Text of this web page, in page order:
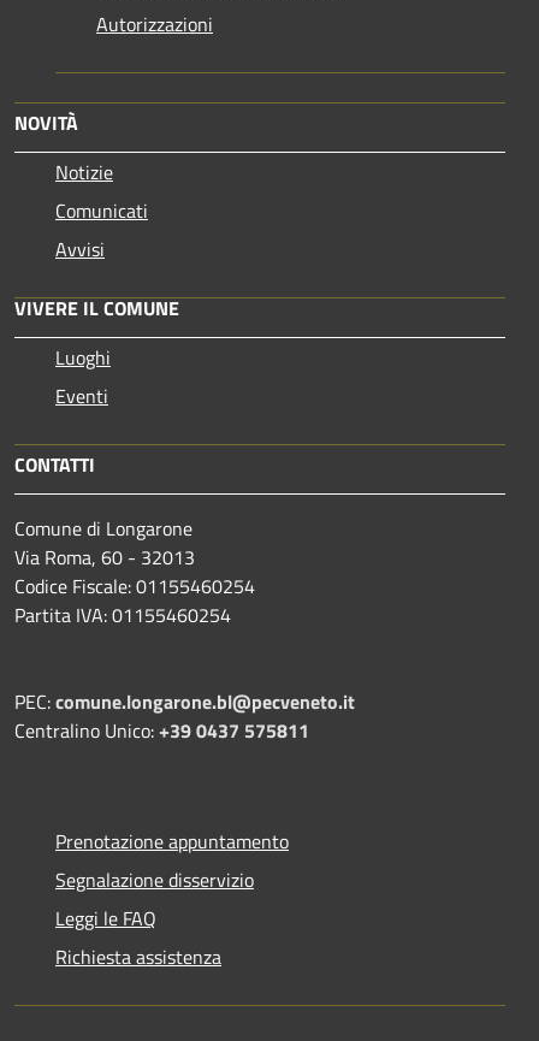
Autorizzazioni
NOVITÀ
Notizie
Comunicati
Avvisi
VIVERE IL COMUNE
Luoghi
Eventi
CONTATTI
Comune di Longarone
Via Roma, 60 - 32013
Codice Fiscale: 01155460254
Partita IVA: 01155460254
PEC:comune.longarone.bl@pecveneto.it
Centralino Unico:+39 0437 575811
Prenotazione appuntamento
Segnalazione disservizio
Leggi le FAQ
Richiesta assistenza